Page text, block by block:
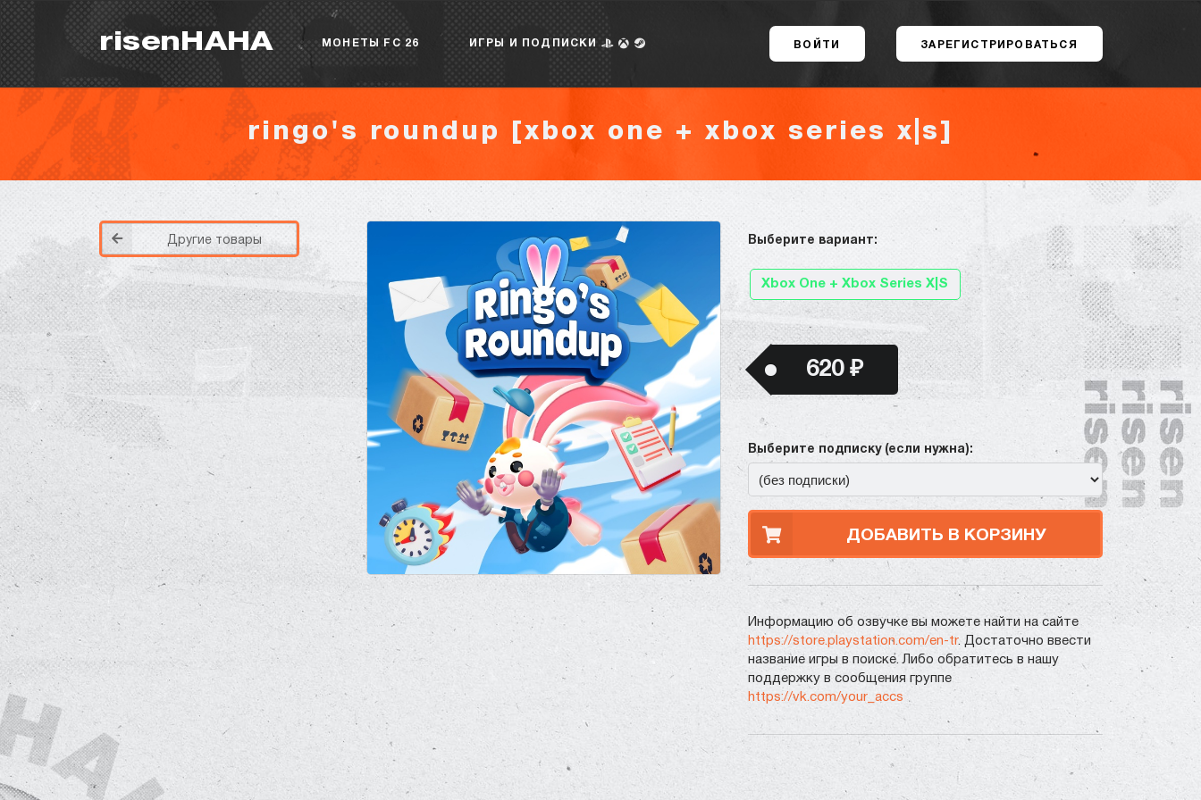
risenHAHA МОНЕТЫ FC 26 ИГРЫ И ПОДПИСКИ ВОЙТИ ЗАРЕГИСТРИРОВАТЬСЯ
ringo's roundup [xbox one + xbox series x|s]
Другие товары Выберите вариант:
Xbox One + Xbox Series X|S
620 ₽
Выберите подписку (если нужна):
ДОБАВИТЬ В КОРЗИНУ
Информацию об озвучке вы можете найти на сайте
https://store.playstation.com/en-tr. Достаточно ввести
название игры в поиске. Либо обратитесь в нашу
поддержку в сообщения группе
https://vk.com/your_accs